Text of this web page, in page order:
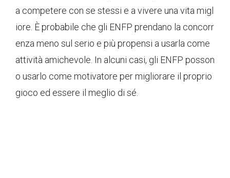
a competere con se stessi e a vivere una vita migl
iore. È probabile che gli ENFP prendano la concorr
enza meno sul serio e più propensi a usarla come
attività amichevole. In alcuni casi, gli ENFP posson
o usarlo come motivatore per migliorare il proprio
gioco ed essere il meglio di sé.